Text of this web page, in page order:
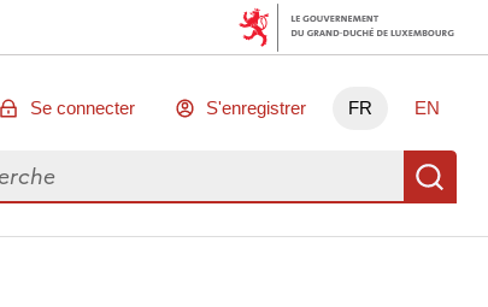
Se connecter S'enregistrer FR EN
des données